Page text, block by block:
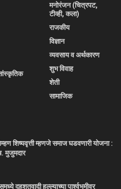
मनोरंजन (चित्रपट,
टीव्ही, कला)
राजकीय
विज्ञान
व्यवसाय व अर्थकारण
शुभ विवाह
शेती
सामाजिक
शिष्यवृत्ती म्हणजे समाज घडवणारी योजना :
मुजुमदार
दहशतवादी हल्ल्याच्या पार्श्वभूमीवर